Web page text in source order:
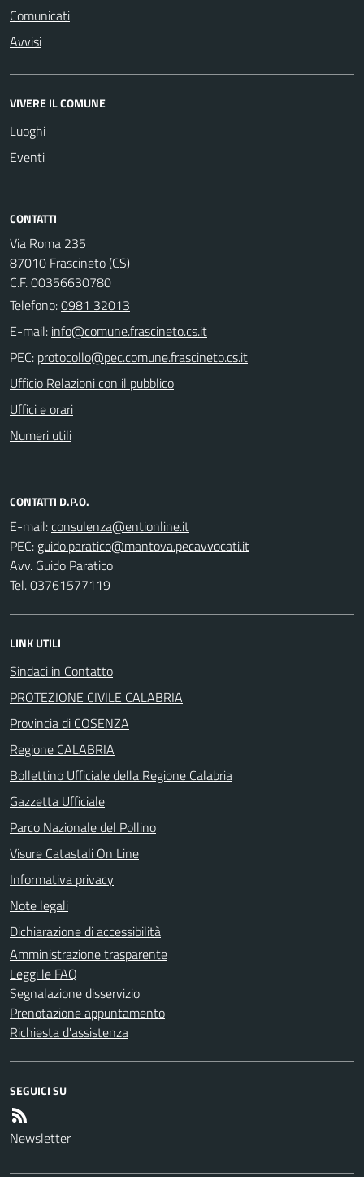
Comunicati
Avvisi
VIVERE IL COMUNE
Luoghi
Eventi
CONTATTI
Via Roma 235
87010 Frascineto (CS)
C.F. 00356630780
Telefono:0981 32013
E-mail:
PEC:
Ufficio Relazioni con il pubblico
Uffici e orari
Numeri utili
CONTATTI D.P.O.
E-mail:
PEC:
Avv. Guido Paratico
Tel. 03761577119
LINK UTILI
Sindaci in Contatto
PROTEZIONE CIVILE CALABRIA
Provincia di COSENZA
Regione CALABRIA
Bollettino Ufficiale della Regione Calabria
Gazzetta Ufficiale
Parco Nazionale del Pollino
Visure Catastali On Line
Informativa privacy
Note legali
Dichiarazione di accessibilità
Amministrazione trasparente
Leggi le FAQ
Segnalazione disservizio
Prenotazione appuntamento
Richiesta d'assistenza
SEGUICI SU
Newsletter